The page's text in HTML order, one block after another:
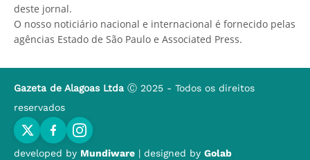
deste jornal.
O nosso noticiário nacional e internacional é fornecido pelas
agências Estado de São Paulo e Associated Press.
Gazeta de Alagoas Ltda Ⓒ 2025 - Todos os direitos
reservados
developed by Mundiware | designed by Golab